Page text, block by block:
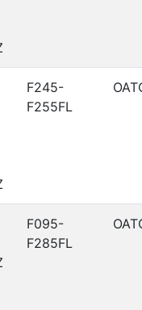
F245-
F255FL
F095-
F285FL